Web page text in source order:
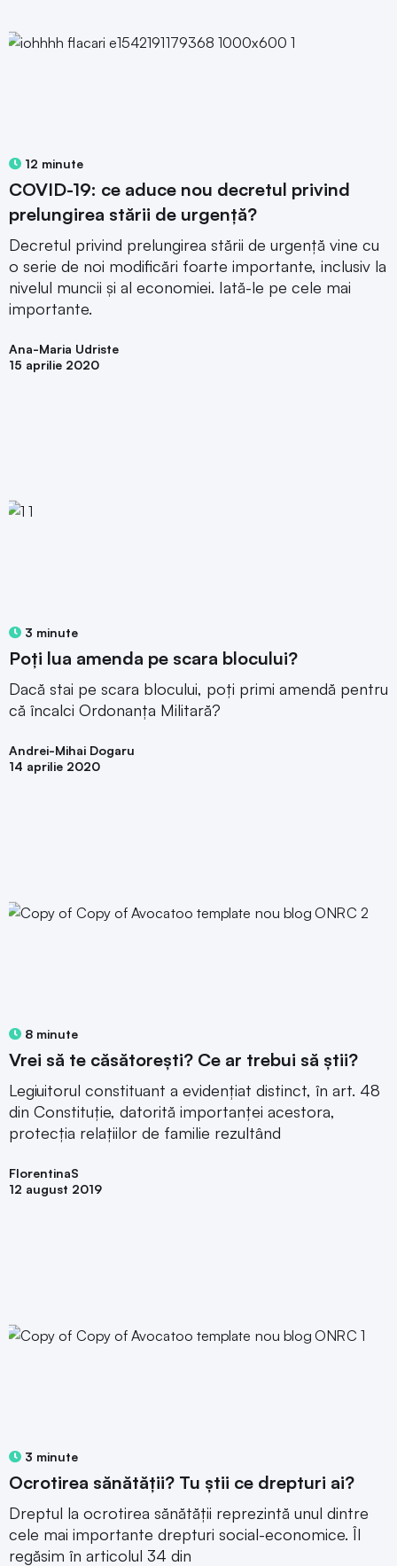
12 minute
COVID-19: ce aduce nou decretul privind
prelungirea stării de urgență?
Decretul privind prelungirea stării de urgență vine cu
o serie de noi modificări foarte importante, inclusiv la
nivelul muncii și al economiei. Iată-le pe cele mai
importante.
Ana-Maria Udriste
15 aprilie 2020
3 minute
Poți lua amenda pe scara blocului?
Dacă stai pe scara blocului, poți primi amendă pentru
că încalci Ordonanța Militară?
Andrei-Mihai Dogaru
14 aprilie 2020
8 minute
Vrei să te căsătorești? Ce ar trebui să știi?
Legiuitorul constituant a evidențiat distinct, în art. 48
din Constituție, datorită importanței acestora,
protecția relațiilor de familie rezultând
FlorentinaS
12 august 2019
3 minute
Ocrotirea sănătății? Tu știi ce drepturi ai?
Dreptul la ocrotirea sănătății reprezintă unul dintre
cele mai importante drepturi social-economice. Îl
regăsim în articolul 34 din